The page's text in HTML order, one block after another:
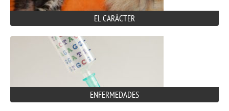
EL CARÁCTER
ENFERMEDADES